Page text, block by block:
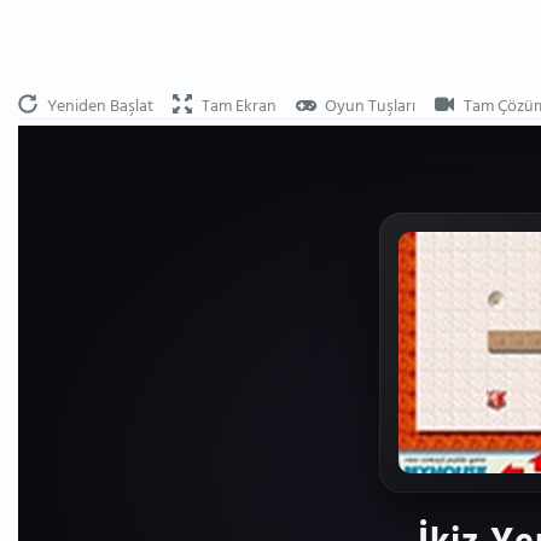
Yeniden Başlat Tam Ekran Oyun Tuşları Tam